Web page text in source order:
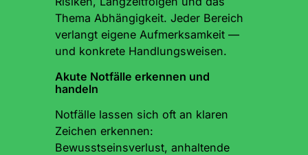
Thema Abhängigkeit. Jeder Bereich
verlangt eigene Aufmerksamkeit —
und konkrete Handlungsweisen.
Akute Notfälle erkennen und
handeln
Notfälle lassen sich oft an klaren
Zeichen erkennen:
Bewusstseinsverlust, anhaltende